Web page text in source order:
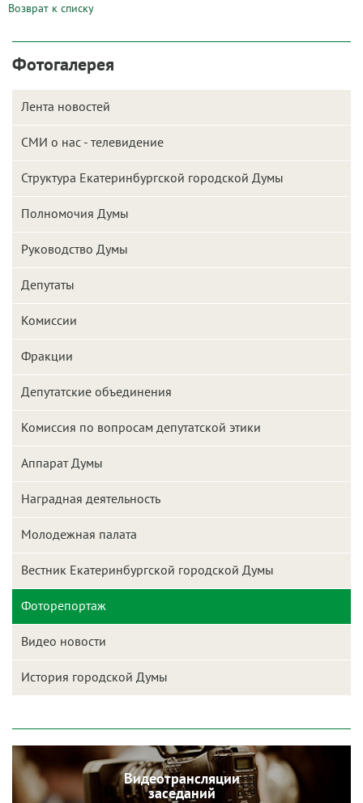
Возврат к списку
Фотогалерея
Лента новостей
СМИ о нас - телевидение
Структура Екатеринбургской городской Думы
Полномочия Думы
Руководство Думы
Депутаты
Комиссии
Фракции
Депутатские объединения
Комиссия по вопросам депутатской этики
Аппарат Думы
Наградная деятельность
Молодежная палата
Вестник Екатеринбургской городской Думы
Фоторепортаж
Видео новости
История городской Думы
Видеотрансляции
заседаний